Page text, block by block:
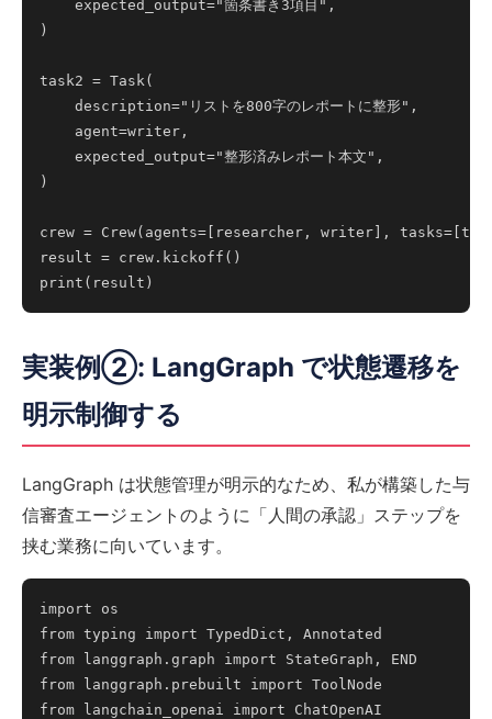
    expected_output="箇条書き3項目",
)
task2 = Task(
    description="リストを800字のレポートに整形",
    agent=writer,
    expected_output="整形済みレポート本文",
)
crew = Crew(agents=[researcher, writer],
result = crew.kickoff()
実装例②: LangGraph で状態遷移を
明示制御する
LangGraph は状態管理が明示的なため、私が構築した与
信審査エージェントのように「人間の承認」ステップを
挟む業務に向いています。
import os
from typing import TypedDict, Annotated
from langgraph.graph import StateGraph, END
from langgraph.prebuilt import ToolNode
from langchain_openai import ChatOpenAI